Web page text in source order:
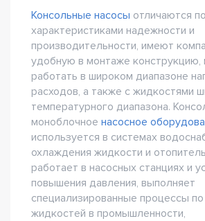
Консольные насосы отличаются
характеристиками надежности и
производительности, имеют
удобную в монтаже конструкцию,
работать в широком диапазоне
расходов, а также с жидкостями
температурного диапазона.
моноблочное насосное
используется в системах
охлаждения жидкости и
работает в насосных станциях и
повышения давления, выполняет
специализированные процессы
жидкостей в промышленности,